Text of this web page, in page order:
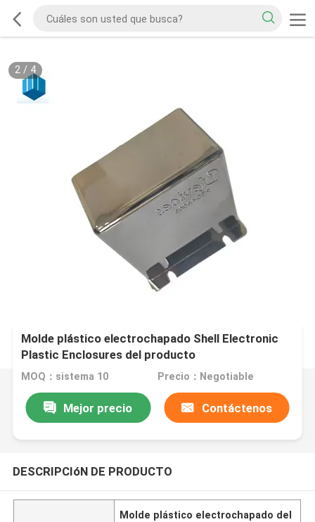
2/ 4
Molde plástico electrochapado Shell Electronic
Plastic Enclosures del producto
MOQ：sistema 10 Precio：Negotiable
Mejor precio Contáctenos
DESCRIPCIóN DE PRODUCTO
Molde plástico electrochapado del